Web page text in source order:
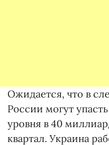
Ожидается, что в
России могут
уровня в 40
квартал. Украина